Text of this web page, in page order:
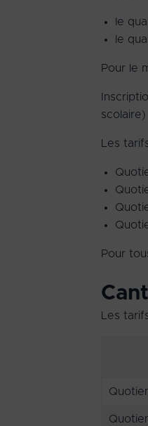
le
le
Pour le
scolaire)
Les
Pour
Les